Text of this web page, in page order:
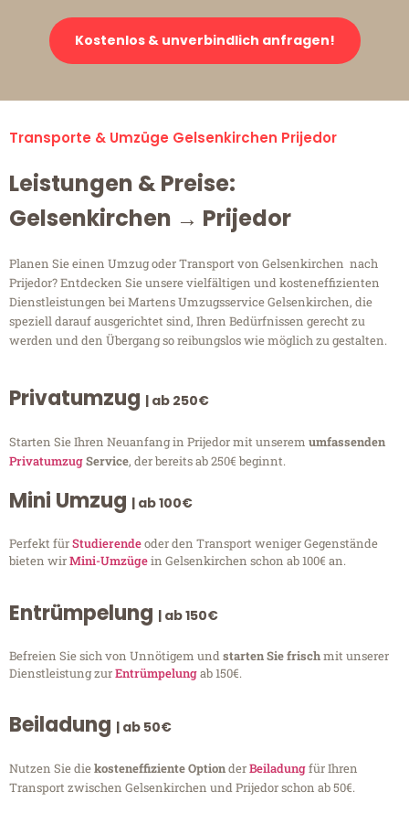
Kostenlos & unverbindlich anfragen!
Transporte & Umzüge Gelsenkirchen Prijedor
Leistungen & Preise:
Gelsenkirchen → Prijedor
Planen Sie einen Umzug oder Transport von Gelsenkirchen nach
Prijedor? Entdecken Sie unsere vielfältigen und kosteneffizienten
Dienstleistungen bei Martens Umzugsservice Gelsenkirchen, die
speziell darauf ausgerichtet sind, Ihren Bedürfnissen gerecht zu
werden und den Übergang so reibungslos wie möglich zu gestalten.
Privatumzug | ab 250€
Starten Sie Ihren Neuanfang in Prijedor mit unserem umfassenden
PrivatumzugService, der bereits ab 250€ beginnt.
Mini Umzug | ab 100€
Perfekt fürStudierendeoder den Transport weniger Gegenstände
bieten wirMini-Umzügein Gelsenkirchen schon ab 100€ an.
Entrümpelung | ab 150€
Befreien Sie sich von Unnötigem undstarten Sie frischmit unserer
Dienstleistung zurEntrümpelungab 150€.
Beiladung | ab 50€
Nutzen Sie diekosteneffiziente OptionderBeiladungfür Ihren
Transport zwischen Gelsenkirchen und Prijedor schon ab 50€.